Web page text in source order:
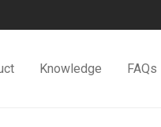
Knowledge FAQs